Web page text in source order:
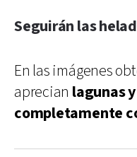
Seguirán las
En las imágenes
aprecian lagunas
completamente